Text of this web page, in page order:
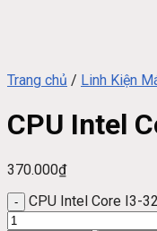
Trang chủ / Linh Kiện
CPU Intel
370.000₫
CPU Intel Core I3-